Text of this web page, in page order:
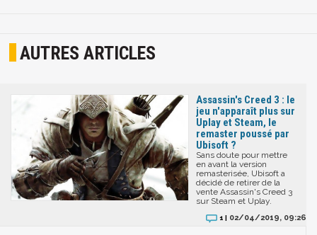
AUTRES ARTICLES
Assassin's Creed 3 : le
jeu n'apparaît plus sur
Uplay et Steam, le
remaster poussé par
Ubisoft ?
Sans doute pour mettre
en avant la version
remasterisée, Ubisoft a
décidé de retirer de la
vente Assassin's Creed 3
sur Steam et Uplay.
1 | 02/04/2019, 09:26